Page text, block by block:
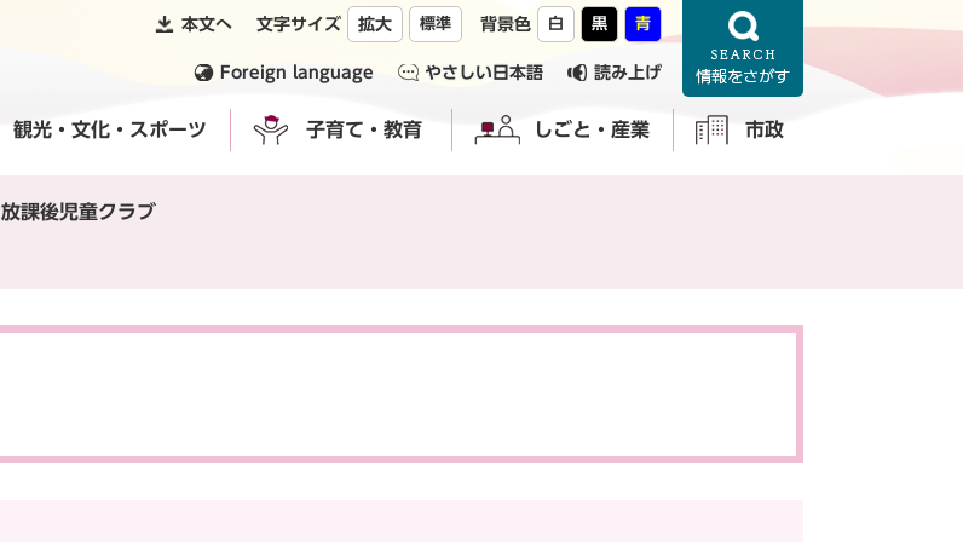
本文へ 文字サイズ 拡大 標準 背景色 白 黒 青
Foreign language やさしい日本語 読み上げ
観光・文化・スポーツ 子育て・教育 しごと・産業 市政
放課後児童クラブ